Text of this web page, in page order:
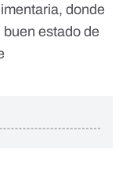
donde
estado de